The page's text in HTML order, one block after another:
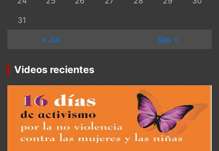
31
« Jul
Sep »
Videos recientes